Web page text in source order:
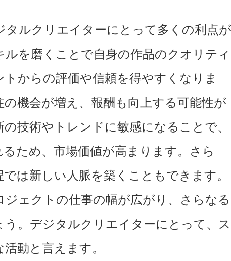
タルクリエイターにとって多くの利点
ルを磨くことで自身の作品のクオリティ
からの評価や信頼を得やすくなりま
機会が増え、報酬も向上する可能性が
技術やトレンドに敏感になることで、
ため、市場価値が高まります。さら
は新しい人脈を築くこともできます。
ジェクトの仕事の幅が広がり、さらなる
う。デジタルクリエイターにとって、ス
動と言えます。